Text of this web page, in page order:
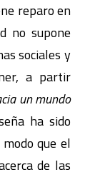
reparo en
no supone
sociales y
a partir
un mundo
ha sido
que el
de las